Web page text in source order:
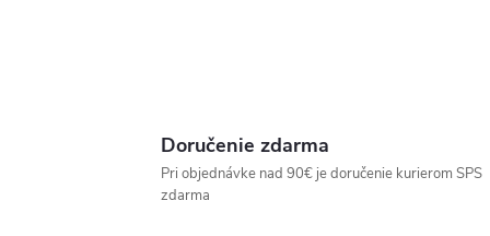
Doručenie zdarma
Pri objednávke nad 90€ je doručenie kurierom SPS
zdarma